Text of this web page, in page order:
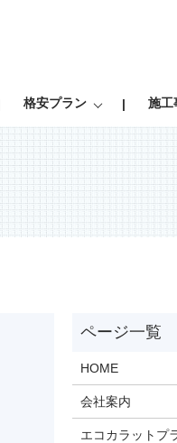
格安プラン 施工
HOME
会社案内
エコカラットプ